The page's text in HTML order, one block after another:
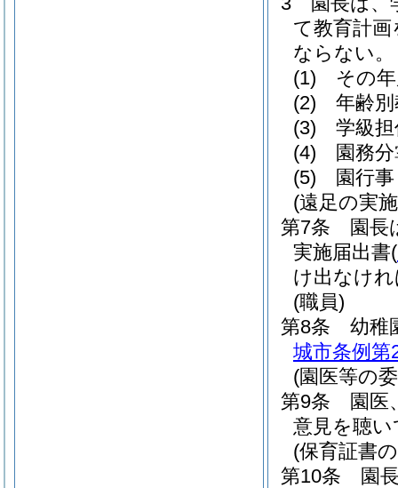
て教育計
ならない。
(1)
その
(2)
年齢
(3)
学級
(4)
園務
(5)
園行事
(遠足の実
第7条
園長
実施届出書(
け出なけ
(職員)
第8条
幼稚
城市条例第
(園医等の
第9条
園医
意見を聴
(保育証書
第10条
園